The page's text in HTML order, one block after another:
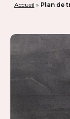
Accueil » Plan de